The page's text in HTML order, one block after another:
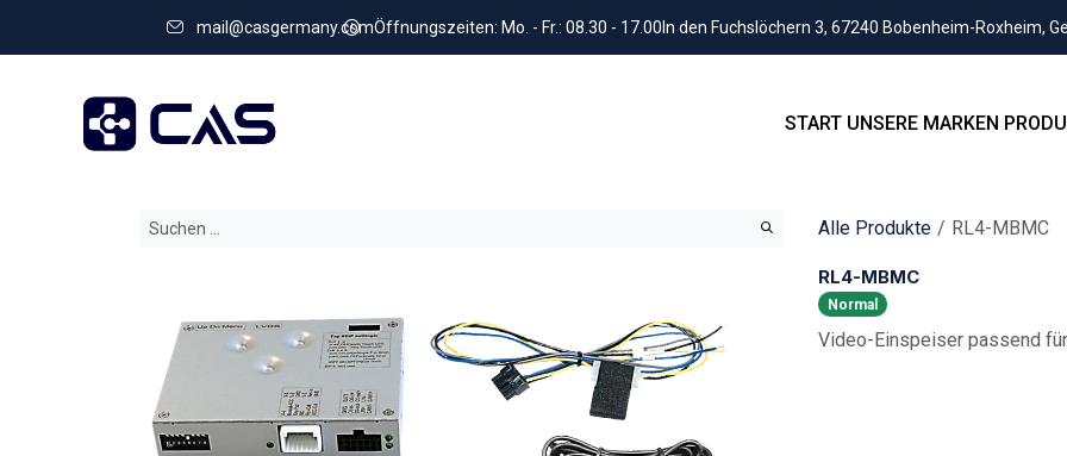
mail@casgermany.comÖffnungszeiten: Mo. - Fr.: 08.30 - 17.00 In den Fuchslöchern 3, 67240 Bobenheim-Roxheim,
START UNSERE MARKEN
Alle Produkte RL4-MBMC
RL4-MBMC
Normal
Video-Einspeiser passend